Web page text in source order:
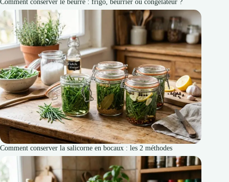
Comment conserver le beurre : frigo, beurrier ou congélateur ?
Comment conserver la salicorne en bocaux : les 2 méthodes